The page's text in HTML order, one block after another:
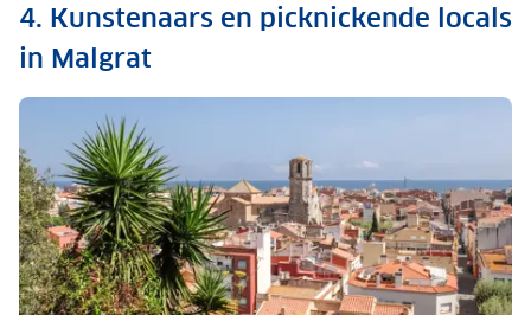
4. Kunstenaars en picknickende locals
in Malgrat